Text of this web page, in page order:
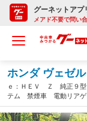
グーネットアプ
メアド不要で問い
ホンダ ヴェゼル
ｅ：ＨＥＶ Ｚ 純正９
テム 禁煙車 電動リア
マートキー ＬＥＤヘッ
ートライト デュアルエア